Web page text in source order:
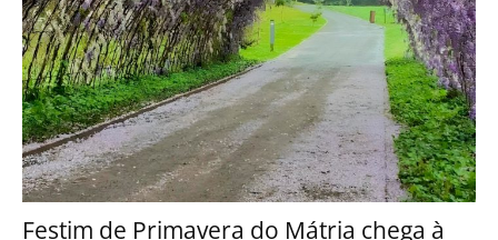
Festim de Primavera do Mátria chega à